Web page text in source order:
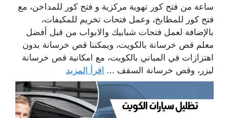
ساعة من فتح كور تهوية مركزية و فتح كور للمداخن، مع
فتح كور للمطابخ، وعمل فتحات تخريم للمكيفات،
بالإضافة لعمل فتحات شبابيك والابواب من قبل أفضل
معلم قص خرسانة بالكويت، ويمكننا قص خرسانة بدون
اهتزازات في المباني بالكويت، مع امكانية قص خرسانة
ليزر، وقص خرسانة السقف ... اقرأ المزيد